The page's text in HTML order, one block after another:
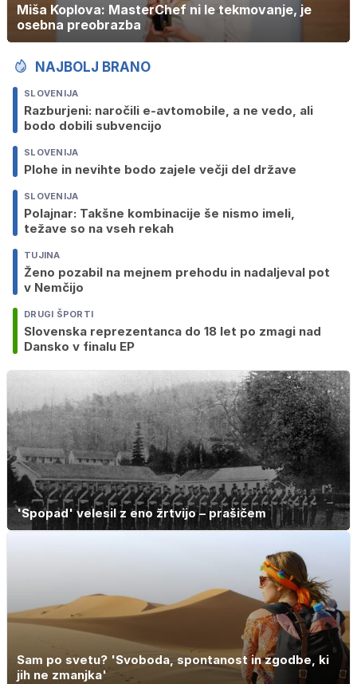
Miša Koplova: MasterChef ni le tekmovanje, je
osebna preobrazba
NAJBOLJ BRANO
SLOVENIJA
Razburjeni: naročili e-avtomobile, a ne vedo, ali
bodo dobili subvencijo
SLOVENIJA
Plohe in nevihte bodo zajele večji del države
SLOVENIJA
Polajnar: Takšne kombinacije še nismo imeli,
težave so na vseh rekah
TUJINA
Ženo pozabil na mejnem prehodu in nadaljeval pot
v Nemčijo
DRUGI ŠPORTI
Slovenska reprezentanca do 18 let po zmagi nad
Dansko v finalu EP
'Spopad' velesil z eno žrtvijo – prašičem
Sam po svetu? 'Svoboda, spontanost in zgodbe, ki
jih ne zmanjka'